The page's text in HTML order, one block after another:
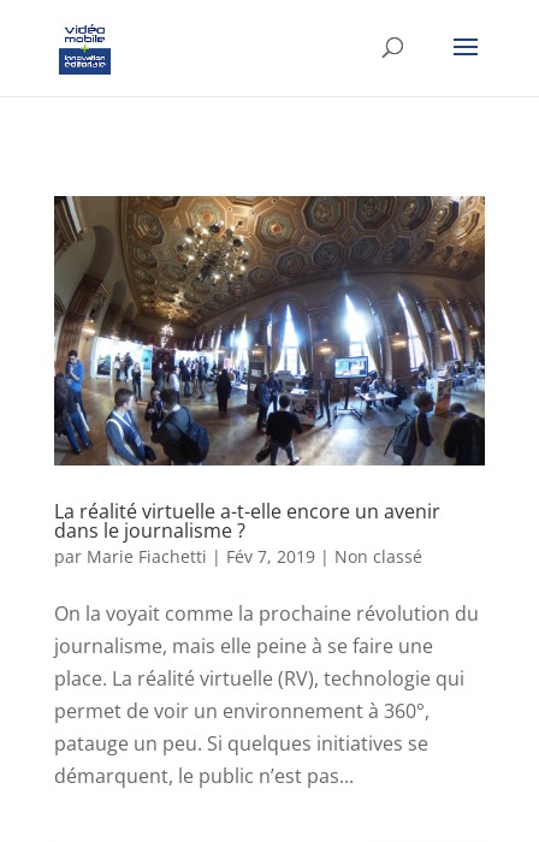
La réalité virtuelle a-t-elle encore un avenir
dans le journalisme ?
par Marie Fiachetti | Fév 7, 2019| Non classé
On la voyait comme la prochaine révolution du
journalisme, mais elle peine à se faire une
place. La réalité virtuelle (RV), technologie qui
permet de voir un environnement à 360°,
patauge un peu. Si quelques initiatives se
démarquent, le public n’est pas...